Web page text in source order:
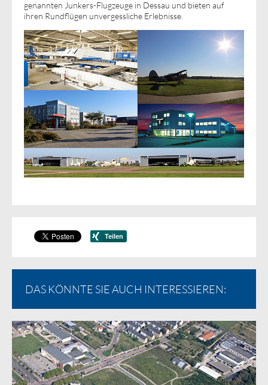
genannten Junkers-Flugzeuge in Dessau und bieten auf
ihren Rundflügen unvergessliche Erlebnisse.
DAS KÖNNTE SIE AUCH INTERESSIEREN: